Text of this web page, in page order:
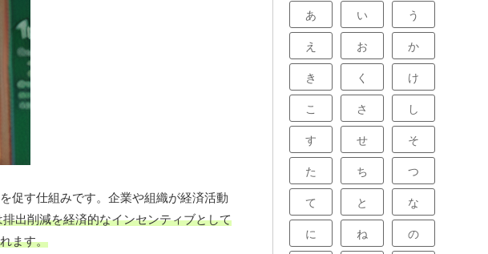
促す仕組みです。企業や組織が経済活動
出削減を経済的なインセンティブとして
ます。
あ い う
え お か
き く け
こ さ し
す せ そ
た ち つ
て と な
に ね の